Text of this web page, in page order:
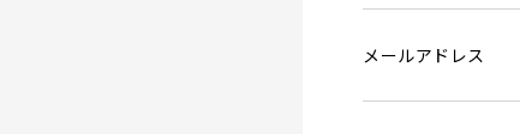
メールアドレス